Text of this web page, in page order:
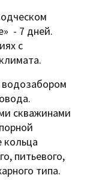
- 7 дней.
с
водозабором
скважинами
кольца
питьевого,
типа.